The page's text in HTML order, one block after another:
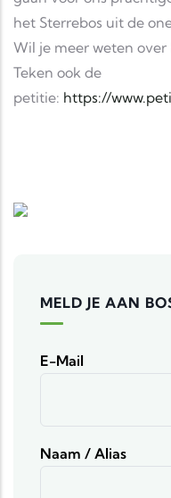
het Sterrebos uit de
Wil je meer weten
Teken ook de
petitie: https://
MELD JE AAN
E-Mail
Naam / Alias